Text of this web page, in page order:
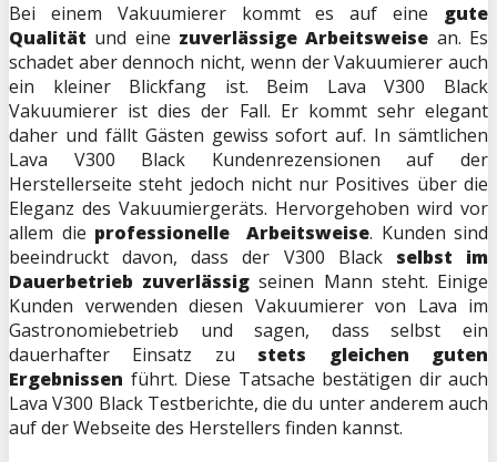
Bei einem Vakuumierer kommt es auf eine gute
Qualität und eine zuverlässige Arbeitsweise an. Es
schadet aber dennoch nicht, wenn der Vakuumierer auch
ein kleiner Blickfang ist. Beim Lava V300 Black
Vakuumierer ist dies der Fall. Er kommt sehr elegant
daher und fällt Gästen gewiss sofort auf. In sämtlichen
Lava V300 Black Kundenrezensionen auf der
Herstellerseite steht jedoch nicht nur Positives über die
Eleganz des Vakuumiergeräts. Hervorgehoben wird vor
allem die professionelle Arbeitsweise. Kunden sind
beeindruckt davon, dass der V300 Black selbst im
Dauerbetrieb zuverlässig seinen Mann steht. Einige
Kunden verwenden diesen Vakuumierer von Lava im
Gastronomiebetrieb und sagen, dass selbst ein
dauerhafter Einsatz zu stets gleichen guten
Ergebnissen führt. Diese Tatsache bestätigen dir auch
Lava V300 Black Testberichte, die du unter anderem auch
auf der Webseite des Herstellers finden kannst.